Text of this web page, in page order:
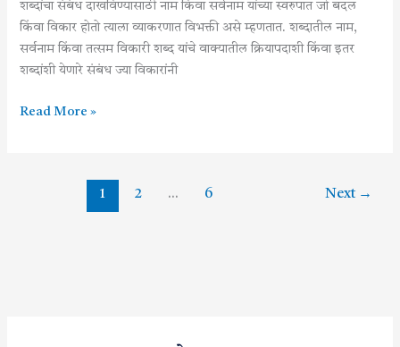
शब्दांचा संबंध दाखविण्यासाठी नाम किंवा सर्वनाम यांच्या स्वरुपात जो बदल
किंवा विकार होतो त्याला व्याकरणात विभक्ती असे म्हणतात. शब्दातील नाम,
सर्वनाम किंवा तत्सम विकारी शब्द यांचे वाक्यातील क्रियापदाशी किंवा इतर
शब्दांशी येणारे संबंध ज्या विकारांनी
Read More »
1 2 … 6 Next →